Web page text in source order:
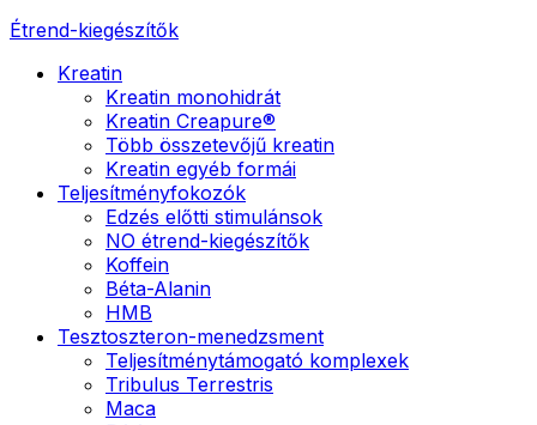
Étrend-kiegészítők
Kreatin
Kreatin monohidrát
Kreatin Creapure®
Több összetevőjű kreatin
Kreatin egyéb formái
Teljesítményfokozók
Edzés előtti stimulánsok
NO étrend-kiegészítők
Koffein
Béta-Alanin
HMB
Tesztoszteron-menedzsment
Teljesítménytámogató komplexek
Tribulus Terrestris
Maca